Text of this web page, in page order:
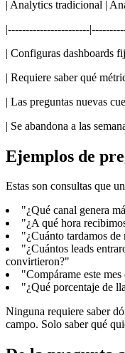
| Analytics tradicional |
|-----------------------
| Configuras dashboards
| Requiere saber qué
| Las preguntas nuevas
| Se abandona a las
Ejemplos de
Estas son consultas que
"¿Qué canal genera
"¿A qué hora
"¿Cuánto tardamos de
"¿Cuántos leads
convirtieron?"
"Compárame este
"¿Qué porcentaje de
Ninguna requiere saber
campo. Solo saber qué